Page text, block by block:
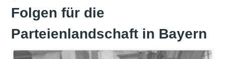
Folgen für die
Parteienlandschaft in Bayern